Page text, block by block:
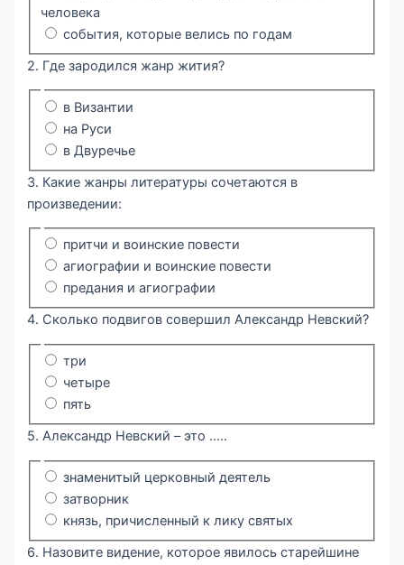
человека
события, которые велись по годам
2. Где зародился жанр жития?
в Византии
на Руси
в Двуречье
3. Какие жанры литературы сочетаются в
произведении:
притчи и воинские повести
агиографии и воинские повести
предания и агиографии
4. Сколько подвигов совершил Александр Невский?
три
четыре
пять
5. Александр Невский – это …..
знаменитый церковный деятель
затворник
князь, причисленный к лику святых
6. Назовите видение, которое явилось старейшине